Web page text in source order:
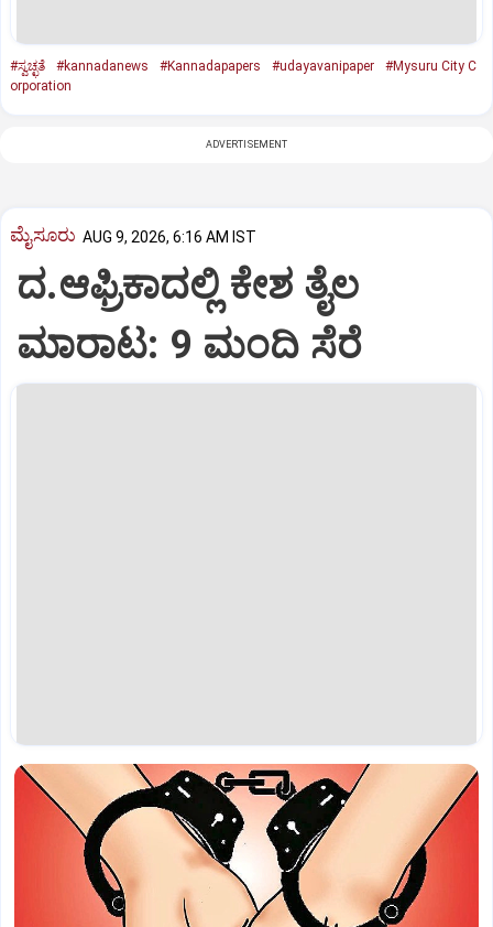
#ಸ್ವಚ್ಛತೆ #kannadanews #Kannadapapers #udayavanipaper
#Mysuru City C
orporation
ADVERTISEMENT
ಮೈಸೂರು AUG 9, 2026, 6:16 AM IST
ದ.ಆಫ್ರಿಕಾದಲ್ಲಿ ಕೇಶ ತೈಲ
ಮಾರಾಟ: 9 ಮಂದಿ ಸೆರೆ